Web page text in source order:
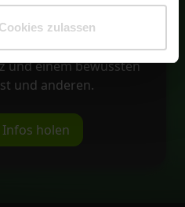
zulassen
und erfolgreiche
aus Technik
innerer Klarheit,
und einem bewussten
und anderen.
Infos holen